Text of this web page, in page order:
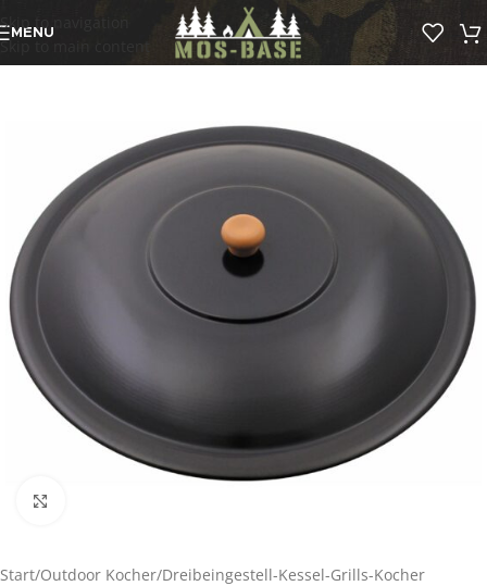
Skip to navigation
Skip to main content
MENU
Start/Outdoor Kocher/Dreibeingestell-Kessel-Grills-Kocher